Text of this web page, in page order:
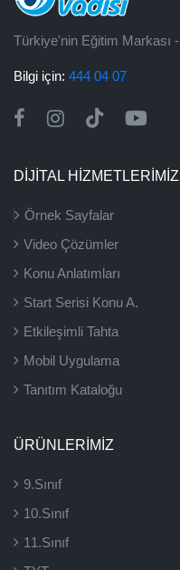
Türkiye'nin Eğitim Markası
Bilgi için: 444 04 07
DİJİTAL HİZMETLERİMİZ
Örnek Sayfalar
Video Çözümler
Konu Anlatımları
Start Serisi Konu A.
Etkileşimli Tahta
Mobil Uygulama
Tanıtım Kataloğu
ÜRÜNLERIMIZ
9.Sınıf
10.Sınıf
11.Sınıf